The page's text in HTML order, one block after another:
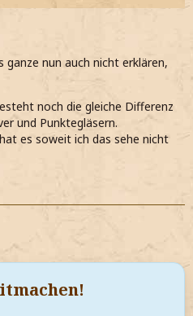
ganze nun auch nicht erklären,
noch die gleiche Differenz
und Punktegläsern.
es soweit ich das sehe nicht